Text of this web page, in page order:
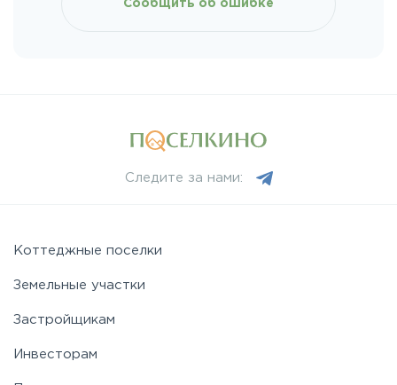
Сообщить об ошибке
Следите за нами:
Коттеджные поселки
Земельные участки
Застройщикам
Инвесторам